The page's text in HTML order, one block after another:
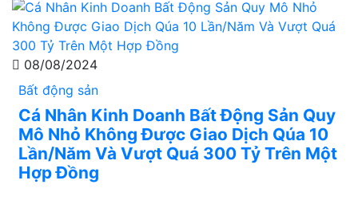
08/08/2024
Bất động sản
Cá Nhân Kinh Doanh Bất Động Sản Quy
Mô Nhỏ Không Được Giao Dịch Qúa 10
Lần/Năm Và Vượt Quá 300 Tỷ Trên Một
Hợp Đồng